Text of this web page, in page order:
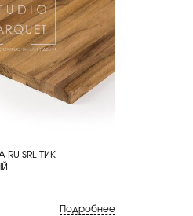
SRL ТИК
Подробнее